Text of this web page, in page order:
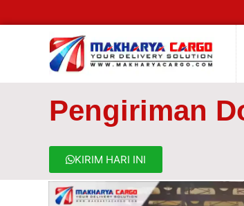
Pengiriman
KIRIM HARI INI